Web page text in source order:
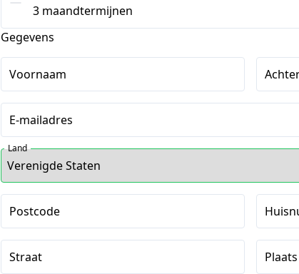
3 maandtermijnen
Gegevens
Voornaam
E-mailadres
Land
Postcode
Straat Plaats